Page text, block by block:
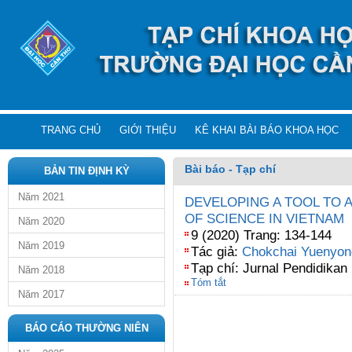
TRANG CHỦ GIỚI THIỆU KÊ KHAI BÀI BÁO KHOA HỌC
BẢN TIN ĐỊNH KỲ
Năm 2021
Năm 2020
Năm 2019
Năm 2018
Năm 2017
BÁO CÁO THƯỜNG NIÊN
Bài báo - Tạp chí
DEVELOPING A TOOL TO
OF SCIENCE IN VIETNAM
9 (2020) Trang: 134-144
Tác giả: Chokchai
Tạp chí: Jurnal Pendidikan
Tóm tắt